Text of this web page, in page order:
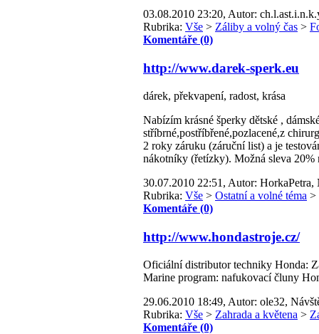
03.08.2010 23:20, Autor:
Rubrika: Vše > Záliby a volný čas >
Komentáře (0)
http://www.darek-sperk.eu
dárek, překvapení, radost, krása
Nabízím krásné šperky dětské ,
stříbrné,postříbřené,pozlacené,z
2 roky záruku (záruční list) a je
nákotníky (řetízky). Možná sleva
30.07.2010 22:51, Autor: HorkaPetra,
Rubrika: Vše > Ostatní a volné téma >
Komentáře (0)
http://www.hondastroje.cz/
Oficiální distributor techniky Honda:
Marine program: nafukovací čluny
29.06.2010 18:49, Autor: ole32,
Rubrika: Vše > Zahrada a květena >
Komentáře (0)